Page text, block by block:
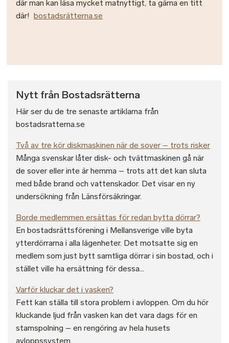
där man kan läsa mycket matnyttigt, ta gärna en titt
där! bostadsrätterna.se
Nytt från Bostadsrätterna
Här ser du de tre senaste artiklarna från
bostadsratterna.se
Två av tre kör diskmaskinen när de sover – trots risker
Många svenskar låter disk- och tvättmaskinen gå när
de sover eller inte är hemma – trots att det kan sluta
med både brand och vattenskador. Det visar en ny
undersökning från Länsförsäkringar.
Borde medlemmen ersättas för redan bytta dörrar?
En bostadsrättsförening i Mellansverige ville byta
ytterdörrarna i alla lägenheter. Det motsatte sig en
medlem som just bytt samtliga dörrar i sin bostad, och i
stället ville ha ersättning för dessa...
Varför kluckar det i vasken?
Fett kan ställa till stora problem i avloppen. Om du hör
kluckande ljud från vasken kan det vara dags för en
stamspolning – en rengöring av hela husets
avloppssystem.